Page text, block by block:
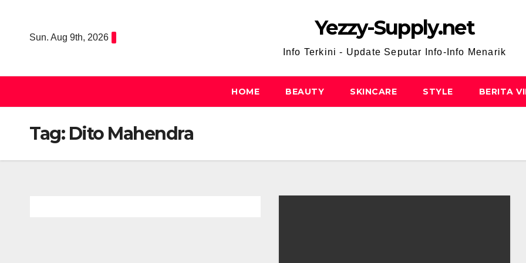
Sun. Aug 9th, 2026 Yezzy-Supply.net
Info Terkini - Update Seputar Info-Info Menarik
HOME BEAUTY SKINCARE STYLE BERITA
Tag: Dito Mahendra